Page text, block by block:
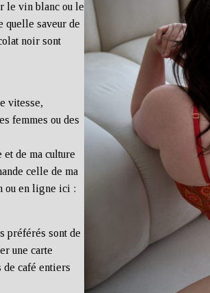
le vin blanc ou le
quelle saveur de
noir sont
vitesse,
femmes ou des
de ma culture
celle de ma
ou en ligne ici :
préférés sont de
une carte
de café entiers